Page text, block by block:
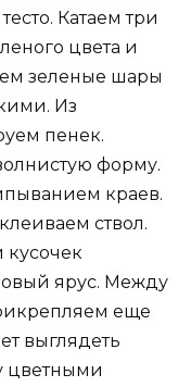
Катаем три
цвета и
зеленые шары
Из
пенек.
форму.
краев.
ствол.
ярус. Между
еще
выглядеть
цветными